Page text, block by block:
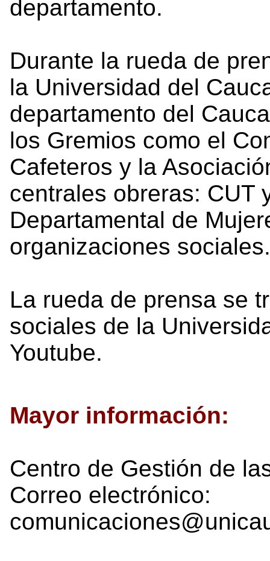
departamento.
Durante la rueda de
la Universidad del
departamento del
los Gremios como el
Cafeteros y la
centrales obreras: CUT
Departamental de
organizaciones sociales.
La rueda de prensa se
sociales de la
Youtube.
Mayor información:
Centro de Gestión de
Correo electrónico: